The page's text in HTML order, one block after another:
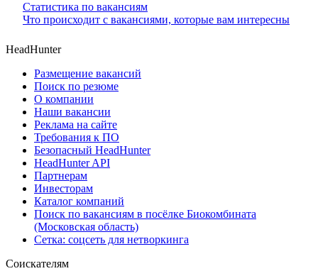
Статистика по вакансиям
Что происходит с вакансиями, которые вам интересны
HeadHunter
Размещение вакансий
Поиск по резюме
О компании
Наши вакансии
Реклама на сайте
Требования к ПО
Безопасный HeadHunter
HeadHunter API
Партнерам
Инвесторам
Каталог компаний
Поиск по вакансиям в посёлке Биокомбината
(Московская область)
Сетка: соцсеть для нетворкинга
Соискателям